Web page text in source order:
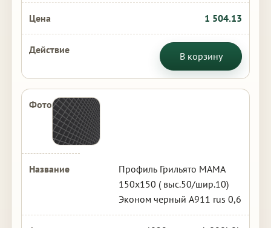
1 504.13
В корзину
Профиль Грильято МАМА
150х150 ( выс.50/шир.10)
Эконом черный А911 rus 0,6